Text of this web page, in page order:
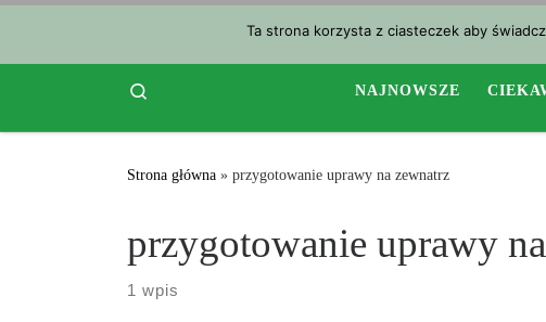
NAJNOWSZE
Strona główna » przygotowanie uprawy na zewnatrz
przygotowanie uprawy
1 wpis
Ta strona korzysta z ciasteczek aby